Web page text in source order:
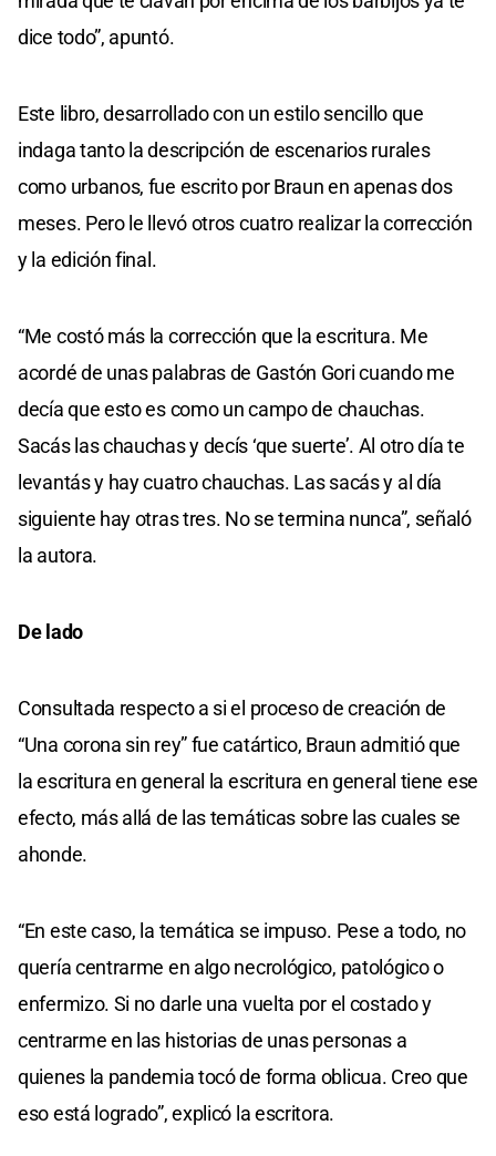
dice todo”, apuntó.
Este libro, desarrollado con un estilo sencillo que
indaga tanto la descripción de escenarios rurales
como urbanos, fue escrito por Braun en apenas dos
meses. Pero le llevó otros cuatro realizar la corrección
y la edición final.
“Me costó más la corrección que la escritura. Me
acordé de unas palabras de Gastón Gori cuando me
decía que esto es como un campo de chauchas.
Sacás las chauchas y decís ‘que suerte’. Al otro día te
levantás y hay cuatro chauchas. Las sacás y al día
siguiente hay otras tres. No se termina nunca”, señaló
la autora.
De lado
Consultada respecto a si el proceso de creación de
“Una corona sin rey” fue catártico, Braun admitió que
la escritura en general la escritura en general tiene ese
efecto, más allá de las temáticas sobre las cuales se
ahonde.
“En este caso, la temática se impuso. Pese a todo, no
quería centrarme en algo necrológico, patológico o
enfermizo. Si no darle una vuelta por el costado y
centrarme en las historias de unas personas a
quienes la pandemia tocó de forma oblicua. Creo que
eso está logrado”, explicó la escritora.